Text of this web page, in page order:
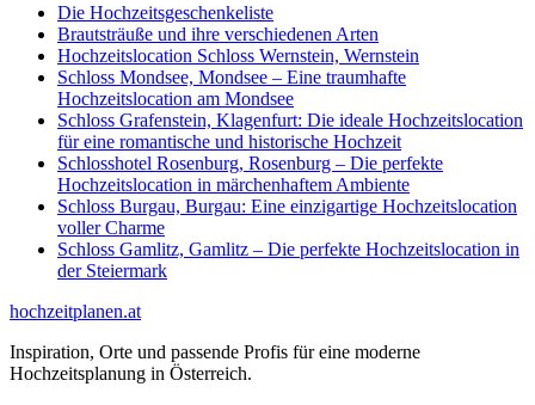
Die Hochzeitsgeschenkeliste
Brautsträuße und ihre verschiedenen Arten
Hochzeitslocation Schloss Wernstein, Wernstein
Schloss Mondsee, Mondsee – Eine traumhafte
Hochzeitslocation am Mondsee
Schloss Grafenstein, Klagenfurt: Die ideale Hochzeitslocation
für eine romantische und historische Hochzeit
Schlosshotel Rosenburg, Rosenburg – Die perfekte
Hochzeitslocation in märchenhaftem Ambiente
Schloss Burgau, Burgau: Eine einzigartige Hochzeitslocation
voller Charme
Schloss Gamlitz, Gamlitz – Die perfekte Hochzeitslocation in
der Steiermark
hochzeitplanen.at
Inspiration, Orte und passende Profis für eine moderne
Hochzeitsplanung in Österreich.